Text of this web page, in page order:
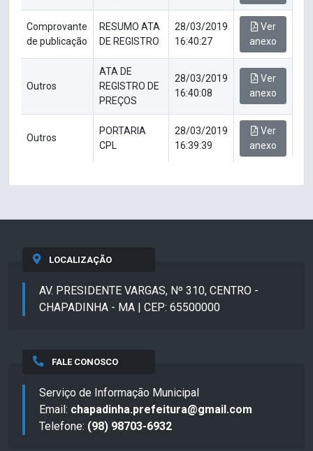
Comprovante
de publicação
RESUMO ATA
DE REGISTRO
28/03/2019
16:40:27
Ver
anexo
Outros
ATA DE
REGISTRO DE
PREÇOS
28/03/2019
16:40:08
Ver
anexo
Outros
PORTARIA
CPL
28/03/2019
16:39:39
Ver
anexo
LOCALIZAÇÃO
AV. PRESIDENTE VARGAS, Nº 310, CENTRO -
CHAPADINHA - MA | CEP: 65500000
FALE CONOSCO
Serviço de Informação Municipal
Email: chapadinha.prefeitura@gmail.com
Telefone: (98) 98703-6932